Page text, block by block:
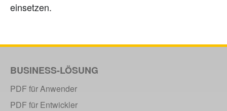
einsetzen.
BUSINESS-LÖSUNG
PDF für Anwender
PDF für Entwickler